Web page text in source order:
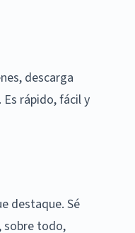
descarga
. Es rápido, fácil y
destaque. Sé
sobre todo,